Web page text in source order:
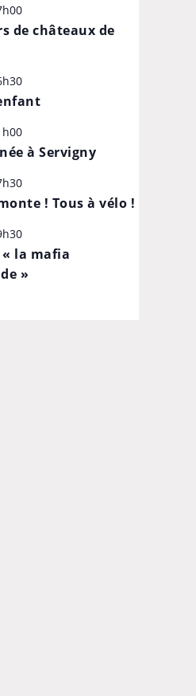
de châteaux de
à Servigny
! Tous à vélo !
« la mafia
»